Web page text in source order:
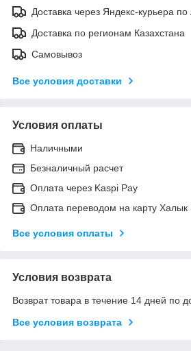
Доставка через Яндекс-курьера
Доставка по регионам Казахстана
Самовывоз
Все условия доставки
Условия оплаты
Наличными
Безналичный расчет
Оплата через Kaspi Pay
Оплата переводом на карту Халык
Все условия оплаты
Условия возврата
Возврат товара в течение 14 дней по
Все условия возврата